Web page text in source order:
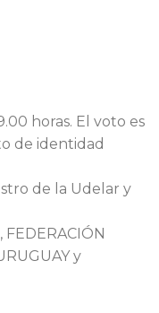
horas. El voto es
de identidad
de la Udelar y
y